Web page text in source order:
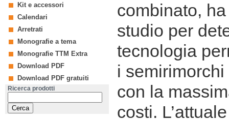
Kit e accessori
Calendari
Arretrati
Monografie a tema
Monografie TTM Extra
Download PDF
Download PDF gratuiti
Ricerca prodotti
combinato,
studio per
tecnologia
i
con la
costi.